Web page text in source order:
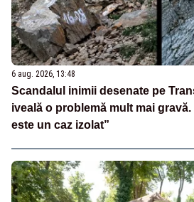
6 aug. 2026, 13:48
Scandalul inimii desenate pe
iveală o problemă mult mai
este un caz izolat”